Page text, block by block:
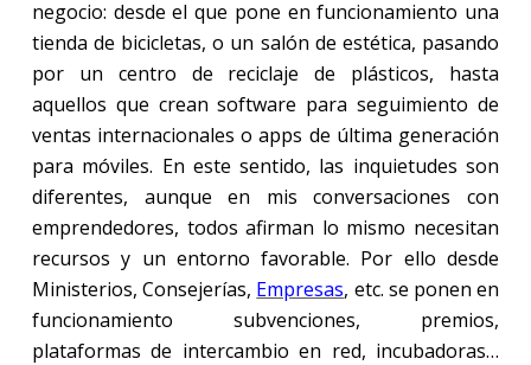
negocio: desde el que pone en funcionamiento una
tienda de bicicletas, o un salón de estética, pasando
por un centro de reciclaje de plásticos, hasta
aquellos que crean software para seguimiento de
ventas internacionales o apps de última generación
para móviles. En este sentido, las inquietudes son
diferentes, aunque en mis conversaciones con
emprendedores, todos afirman lo mismo necesitan
recursos y un entorno favorable. Por ello desde
Ministerios, Consejerías, Empresas, etc. se ponen en
funcionamiento subvenciones, premios,
plataformas de intercambio en red, incubadoras…